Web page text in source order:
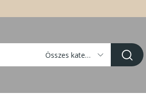
Összes kategória